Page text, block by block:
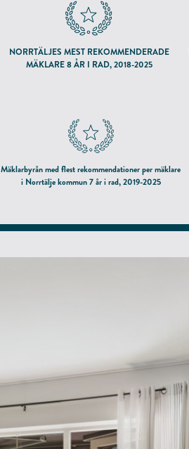
NORRTÄLJES MEST REKOMMENDERADE
MÄKLARE 8 ÅR I RAD, 2018-2025
Mäklarbyrån med flest rekommendationer per mäklare
i Norrtälje kommun 7 år i rad, 2019-2025